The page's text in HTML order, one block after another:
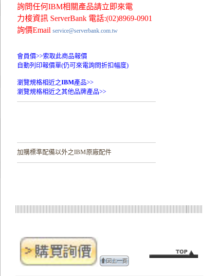
詢問任何IBM相關產品請立即來電
力梭資訊 ServerBank 電話:(02)8969-0901
詢價Email service@serverbank.com.tw
會員價>>索取此商品報價
自動列印報價單(仍可來電詢問折扣幅度)
瀏覽規格相近之IBM產品>>
瀏覽規格相近之其他品牌產品>>
加購標準配備以外之IBM原廠配件